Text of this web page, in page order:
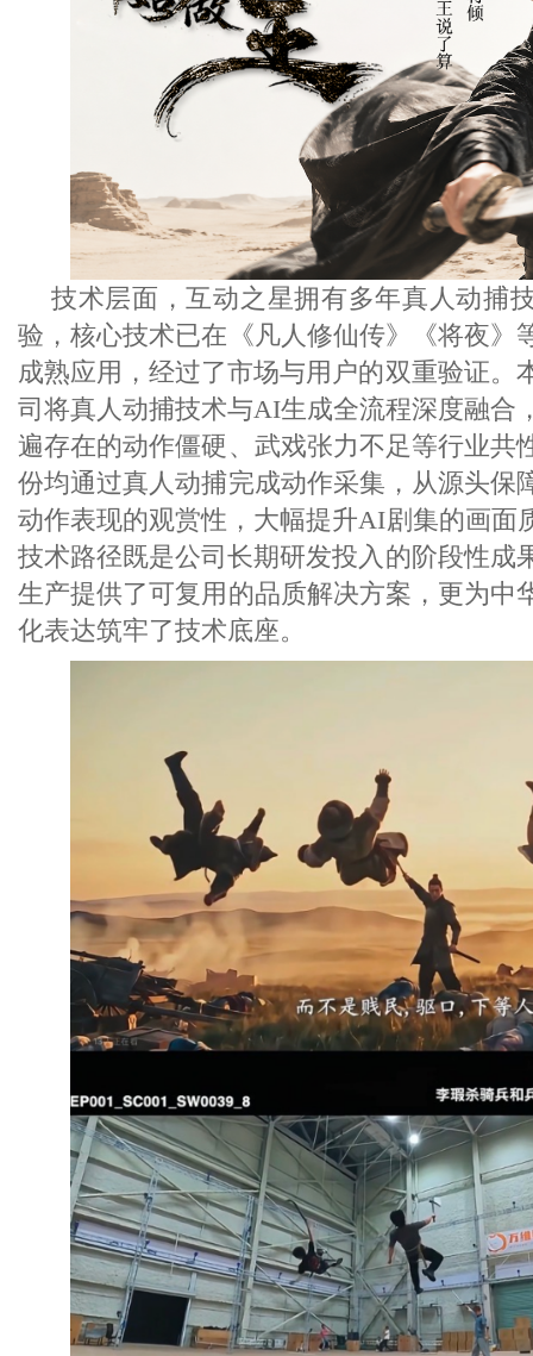
技术层面，互动之星拥有多年真人动捕
验，核心技术已在《凡人修仙传》《将夜》
成熟应用，经过了市场与用户的双重验证。
司将真人动捕技术与AI生成全流程深度融合
遍存在的动作僵硬、武戏张力不足等行业共
份均通过真人动捕完成动作采集，从源头保
动作表现的观赏性，大幅提升AI剧集的画面
技术路径既是公司长期研发投入的阶段性成
生产提供了可复用的品质解决方案，更为中
化表达筑牢了技术底座。